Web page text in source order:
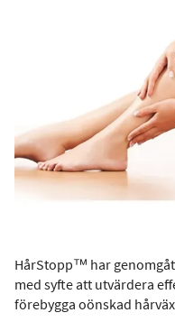
HårStopp™ har
med syfte att utvärdera
förebygga oönskad